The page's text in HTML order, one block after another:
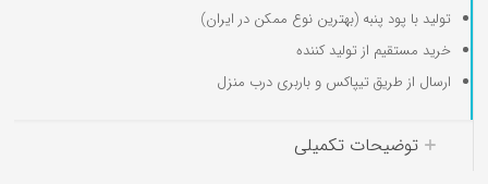
تولید با پود پنبه (بهترین نوع ممکن در ایران)
خرید مستقیم از تولید کننده
ارسال از طریق تیپاکس و باربری درب منزل
توضیحات تکمیلی
کوسن کودک